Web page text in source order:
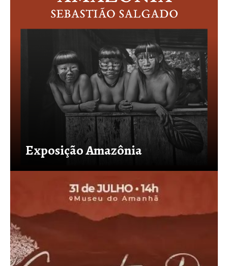
Exposição Amazônia